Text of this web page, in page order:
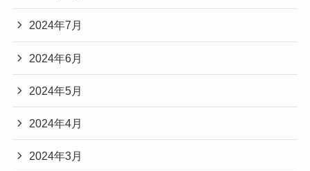
2024年7月
2024年6月
2024年5月
2024年4月
2024年3月